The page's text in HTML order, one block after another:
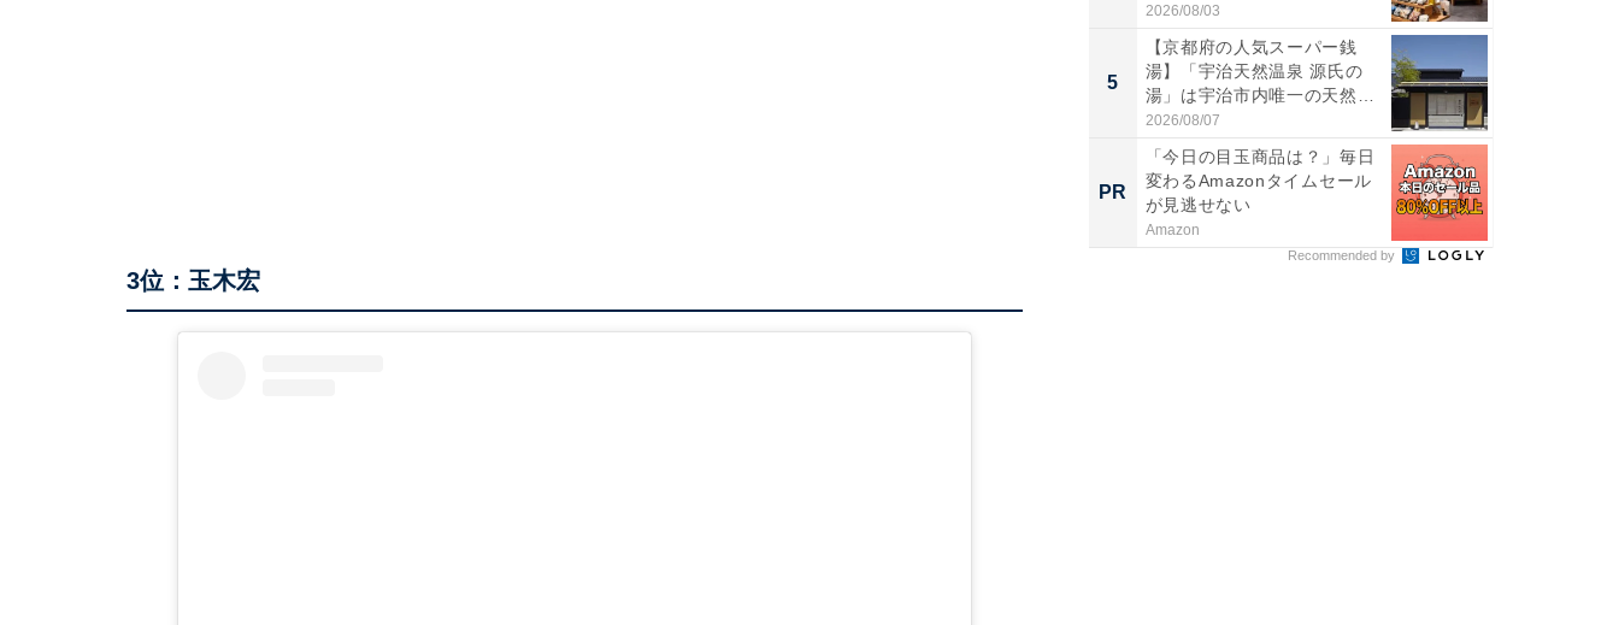
3位：玉木宏
2026/08/03
5
【京都府の人気スーパー銭
湯】「宇治天然温泉 源氏の
湯」は宇治市内唯一の天然温
泉と...
2026/08/07
PR
「今日の目玉商品は？」毎日
変わるAmazonタイムセール
が見逃せない
Amazon
Recommended by